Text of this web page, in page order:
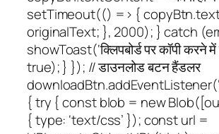
setTimeout(() => {
originalText; }, 2000); } catch
showToast(‘क्लिपबोर्ड पर कॉपी करने में
true); } }); // डाउनलोड बटन हैंडलर
{ try { const blob = new
{ type: ‘text/css’ }); const url =